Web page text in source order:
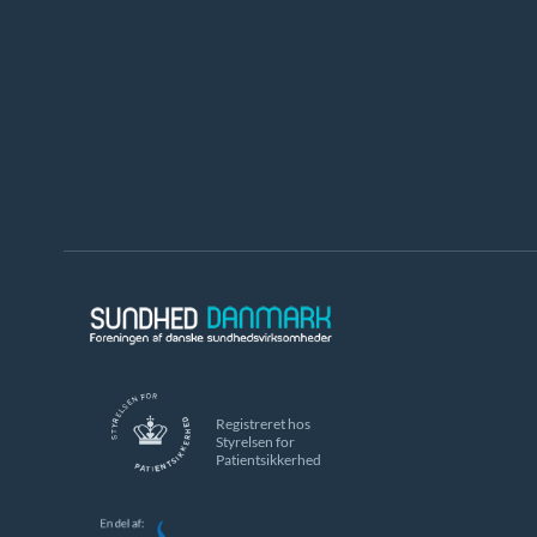
Registreret hos
Styrelsen for
Patientsikkerhed